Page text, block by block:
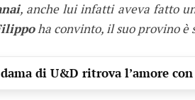
, anche lui infatti aveva fatto
ha convinto, il suo provino è
di U&D ritrova l’amore